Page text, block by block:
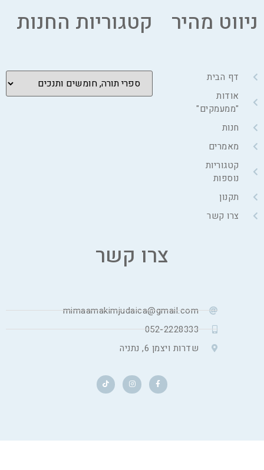
מהיר
דף הבית
אודות
"ממעמקים"
חנות
מאמרים
קטגוריות
נוספות
תקנון
צרו קשר
קטגוריות החנות
צרו קשר
mimaamakimjudaica@gmail.com
052-2228333
שדרות ויצמן 6, נתניה